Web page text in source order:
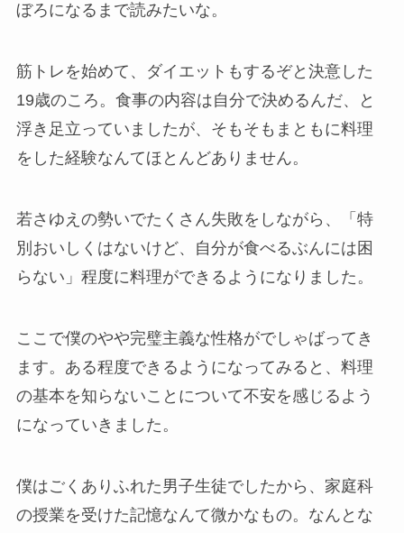
ぼろになるまで読みたいな。
筋トレを始めて、ダイエットもするぞと決意した
19歳のころ。食事の内容は自分で決めるんだ、と
浮き足立っていましたが、そもそもまともに料理
をした経験なんてほとんどありません。
若さゆえの勢いでたくさん失敗をしながら、「特
別おいしくはないけど、自分が食べるぶんには困
らない」程度に料理ができるようになりました。
ここで僕のやや完璧主義な性格がでしゃばってき
ます。ある程度できるようになってみると、料理
の基本を知らないことについて不安を感じるよう
になっていきました。
僕はごくありふれた男子生徒でしたから、家庭科
の授業を受けた記憶なんて微かなもの。なんとな